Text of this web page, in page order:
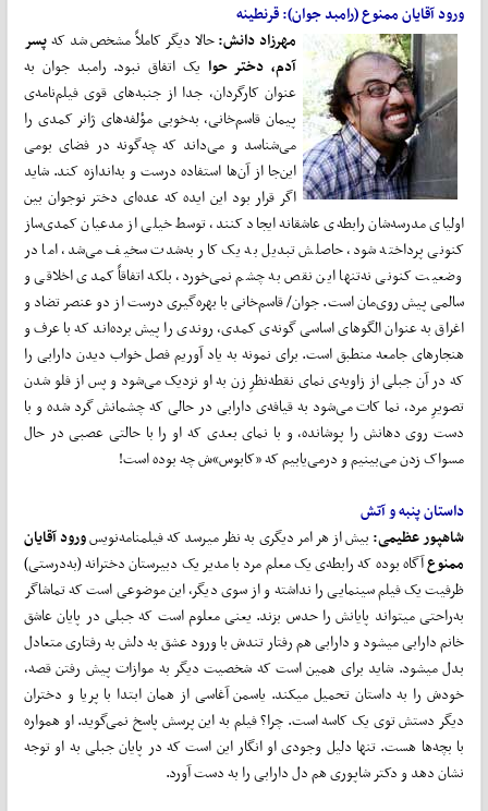
ورود آقایان ممنوع (رامبد جوان): قرنطینه
مهرزاد دانش:حالا دیگر کاملاً مشخص شد کهپسر
آدم، دختر حوایک اتفاق نبود. رامبد جوان به
عنوان کارگردان، جدا از جنبه‌های قوی فیلم‌نامه‌ی
پیمان قاسم‌خانی، به‌خوبی مؤلفه‌های ژانر کمدی را
می‌شناسد و می‌داند که چه‌گونه در فضای بومی
این‌جا از آن‌ها استفاده درست و به‌اندازه کند. شاید
اگر قرار بود این ایده که عده‌ای دختر نوجوان بین
اولیای مدرسه‌شان رابطه‌ی عاشقانه ایجاد کنند، توسط خیلی از مدعیان کمدی‌ساز
کنونی پرداخته شود، حاصلش تبدیل به یک کار به‌شدت سخیف می‌شد، اما در
وضعیت کنونی نه‌تنها این نقص به چشم نمی‌خورد، بلکه اتفاقاً کمدی اخلاقی و
سالمی پیش روی‌مان است. جوان/ قاسم‌خانی با بهره‌گیری درست از دو عنصر تضاد و
اغراق به عنوان الگوهای اساسی گونه‌ی کمدی، روندی را پیش برده‌اند که با عرف و
هنجارهای جامعه منطبق است. برای نمونه به یاد آوریم فصل خواب‌ دیدن دارابی را
که در آن جبلی از زاویه‌ی نمای نقطه‌نظرِ زن به او نزدیک می‌شود و پس از فلو شدن
تصویرِ مرد، نما کات می‌شود به قیافه‌ی دارابی در حالی که چشمانش گرد شده و با
دست روی دهانش را پوشانده، و با نمای بعدی که او را با حالتی عصبی در حال
مسواک‌ زدن می‌بینیم و درمی‌یابیم که «کابوس»ش چه بوده است!
داستان پنبه و آتش
شاهپور عظیمی:بیش از هر امر دیگری به نظر میرسد که فیلمنامه‌نویسورود آقایان
ممنوعآگاه بوده که رابطه‌ی یک معلم مرد با مدیر یک دبیرستان دخترانه (به‌درستی)
ظرفیت یک فیلم سینمایی را نداشته و از سوی دیگر، این موضوعی است که تماشاگر
به‌راحتی میتواند پایانش را حدس بزند. یعنی معلوم است که جبلی در پایان عاشق
خانم دارابی میشود و دارابی هم رفتار تندش با ورود عشق به دلش به رفتاری متعادل
بدل میشود. شاید برای همین است که شخصیت دیگر به موازات پیش رفتن قصه،
خودش را به داستان تحمیل میکند. یاسمن آغاسی از همان ابتدا با پریا و دختران
دیگر دستش توی یک کاسه است. چرا؟ فیلم به این پرسش پاسخ نمی‌گوید. او همواره
با بچه‌ها هست. تنها دلیل وجودی او انگار این است که در پایان جبلی به او توجه
نشان دهد و دکتر شاپوری هم دل دارابی را به دست آورد.